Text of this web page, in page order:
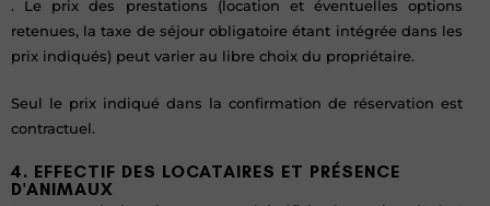
. Le prix des prestations (location et éventuelles options
retenues, la taxe de séjour obligatoire étant intégrée dans les
prix indiqués) peut varier au libre choix du propriétaire.
Seul le prix indiqué dans la confirmation de réservation est
contractuel.
4. EFFECTIF DES LOCATAIRES ET PRÉSENCE
D'ANIMAUX